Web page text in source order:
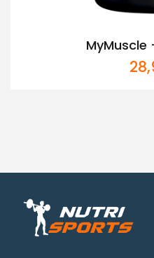
MyMuscle